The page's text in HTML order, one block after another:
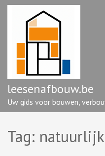
Ga
enter)
leesenafbouw.be
Uw gids voor bouwen,
Tag: